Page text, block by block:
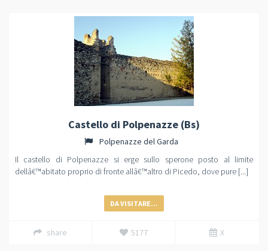
Castello di Polpenazze (Bs)
Polpenazze del Garda
Il castello di Polpenazze si erge sullo sperone posto al limite
dellâ€™abitato proprio di fronte allâ€™altro di Picedo, dove pure [...]
DA VISITARE...
share 5177 X